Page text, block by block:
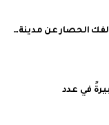
الحصار عن مدينة…
في عدد